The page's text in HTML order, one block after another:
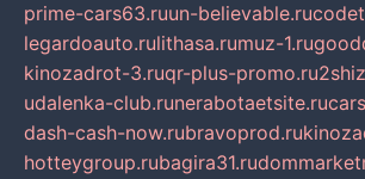
prime-cars63.ruun-believable.ru
legardoauto.rulithasa.rumuz-1.ru
kinozadrot-3.ruqr-plus-promo.ru
udalenka-club.runerabotaetsite.ru
dash-cash-now.rubravoprod.ru
hotteygroup.rubagira31.ru